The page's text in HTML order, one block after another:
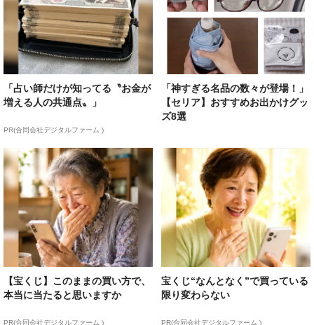
「占い師だけが知ってる〝お金が
増える人の共通点〟」
PR(合同会社デジタルファーム )
「神すぎる名品の数々が登場！」
【セリア】おすすめお出かけグッ
ズ8選
【宝くじ】このままの買い方で、
本当に当たると思いますか
PR(合同会社デジタルファーム )
宝くじ“なんとなく”で買っている
限り変わらない
PR(合同会社デジタルファーム )